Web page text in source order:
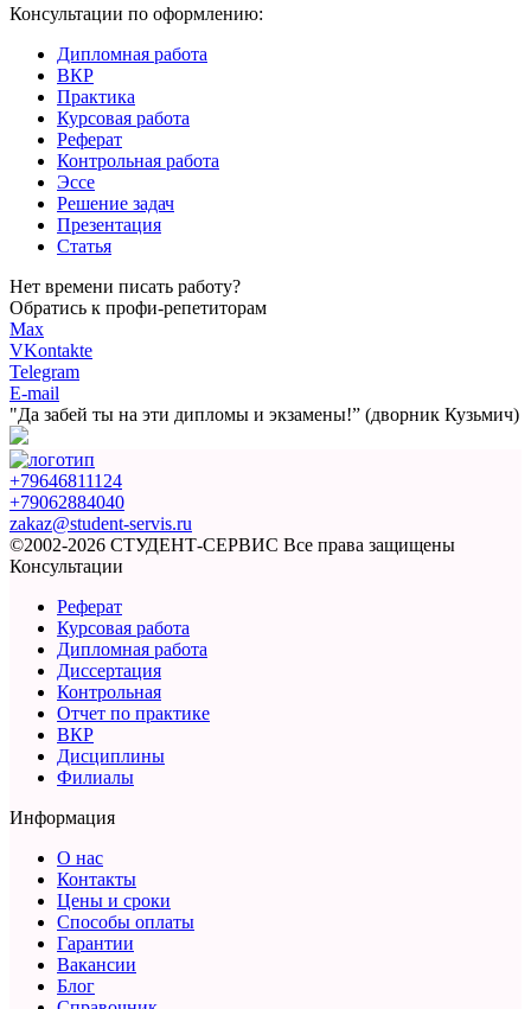
Консультации по оформлению:
Дипломная работа
ВКР
Практика
Курсовая работа
Реферат
Контрольная работа
Эссе
Решение задач
Презентация
Статья
Нет времени писать работу?
Обратись к профи-репетиторам
Max
VKontakte
Telegram
E-mail
"Да забей ты на эти дипломы и экзамены!” (дворник Кузьмич)
+79646811124
+79062884040
zakaz@student-servis.ru
©2002-2026 СТУДЕНТ-СЕРВИС Все права защищены
Консультации
Реферат
Курсовая работа
Дипломная работа
Диссертация
Контрольная
Отчет по практике
ВКР
Дисциплины
Филиалы
Информация
О нас
Контакты
Цены и сроки
Способы оплаты
Гарантии
Вакансии
Блог